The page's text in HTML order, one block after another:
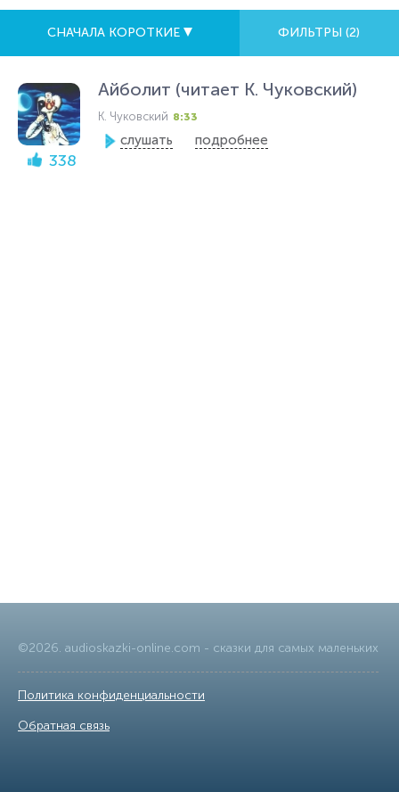
СНАЧАЛА КОРОТКИЕ ФИЛЬТРЫ (2)
338
Айболит (читает К. Чуковский)
К. Чуковский 8:33
слушать подробнее
©2026. audioskazki-online.com - сказки для самых маленьких
Политика конфиденциальности
Обратная связь